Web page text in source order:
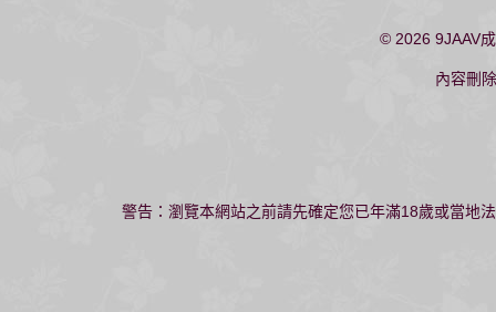
© 2026 9JAAV
內容刪除
警告：瀏覽本網站之前請先確定您已年滿18歲或當地